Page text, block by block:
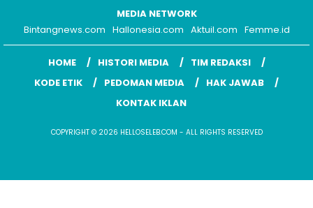
MEDIA NETWORK
Bintangnews.com Hallonesia.com Aktuil.com Femme.id
HOME HISTORI MEDIA
TIM REDAKSI
KODE ETIK
PEDOMAN MEDIA
HAK JAWAB
KONTAK IKLAN
COPYRIGHT © 2026 HELLOSELEB.COM - ALL RIGHTS RESERVED